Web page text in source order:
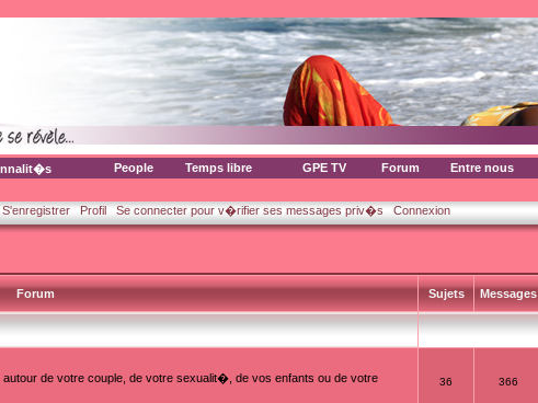
People Temps libre GPE TV Forum Entre nous
S'enregistrer Profil Se connecter pour v�rifier ses messages priv�s Connexion
Forum Sujets Messages
de votre couple, de votre sexualit�, de vos enfants ou de votre
36 366